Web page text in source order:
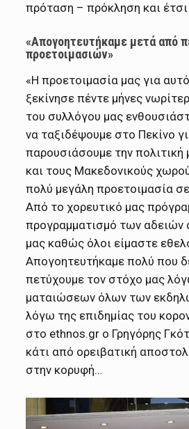
πρόταση – πρόκληση και
«Απογοητευτήκαμε μετά από
προετοιμασιών»
«Η προετοιμασία μας για
ξεκίνησε πέντε μήνες
του συλλόγου μας
να ταξιδέψουμε στο Πεκίνο
παρουσιάσουμε την πολιτική
και τους Μακεδονικούς
πολύ μεγάλη προετοιμασία
Από το χορευτικό μας
προγραμματισμό των αδειών
μας καθώς όλοι είμαστε
Απογοητευτήκαμε πολύ που
πετύχουμε τον στόχο μας
ματαιώσεων όλων των
λόγω της επιδημίας του
στο ethnos.gr ο Γρηγόρης
κάτι από ορειβατική
στην κορυφή…